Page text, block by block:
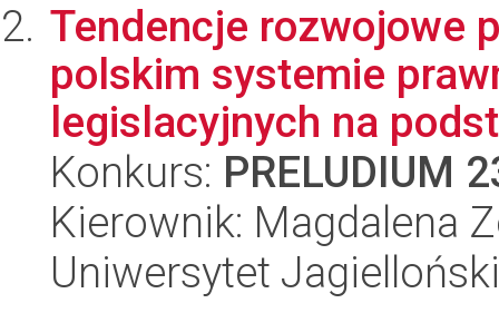
Tendencje rozwojowe
polskim systemie
legislacyjnych na
Konkurs: PRELUDIUM
Kierownik: Magdalena
Uniwersytet Jagielloński